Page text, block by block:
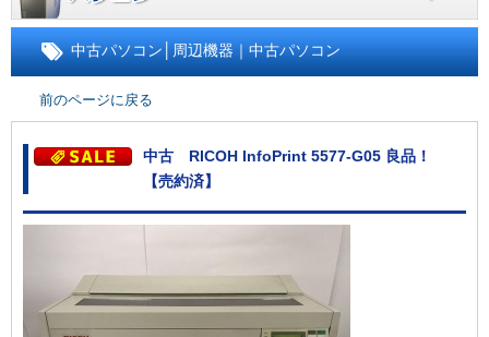
中古パソコン 周辺機器｜中古パソコン
前のページに戻る
中古 RICOH InfoPrint 5577-G05 良品！
【売約済】